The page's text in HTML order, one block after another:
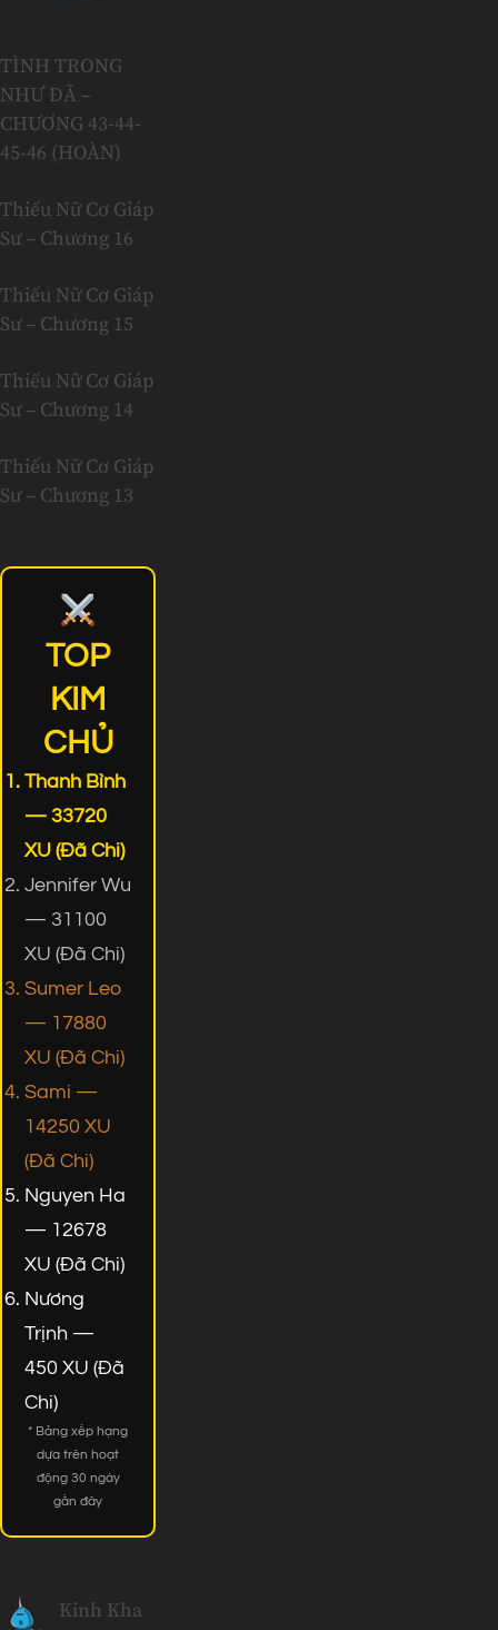
TÌNH TRONG
NHƯ ĐÃ –
CHƯƠNG 43-44-
45-46 (HOÀN)
Thiếu Nữ Cơ Giáp
Sư – Chương 16
Thiếu Nữ Cơ Giáp
Sư – Chương 15
Thiếu Nữ Cơ Giáp
Sư – Chương 14
Thiếu Nữ Cơ Giáp
Sư – Chương 13
TOP
KIM
CHỦ
Thanh Bình
— 33720
XU (Đã Chi)
Jennifer Wu
— 31100
XU (Đã Chi)
Sumer Leo
— 17880
XU (Đã Chi)
Sami —
14250 XU
(Đã Chi)
Nguyen Ha
— 12678
XU (Đã Chi)
Nương
Trịnh —
450 XU (Đã
Chi)
* Bảng xếp hạng
dựa trên hoạt
động 30 ngày
gần đây
Kinh Kha